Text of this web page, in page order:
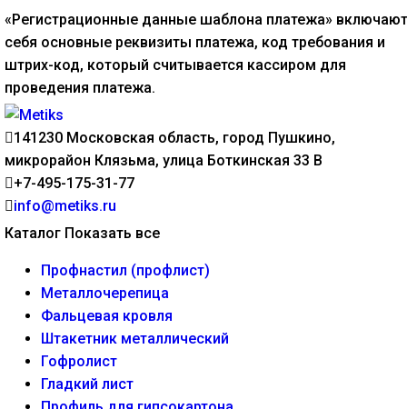
«Регистрационные данные шаблона платежа»
себя основные реквизиты платежа, код требования и
штрих-код, который считывается кассиром для
проведения платежа.
141230 Московская область, город Пушкино,
микрорайон Клязьма, улица Боткинская 33 В
+7-495-175-31-77
info@metiks.ru
Каталог Показать все
Профнастил (профлист)
Металлочерепица
Фальцевая кровля
Штакетник металлический
Гофролист
Гладкий лист